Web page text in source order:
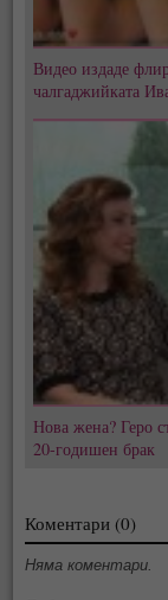
Видео издаде
чалгаджийката
Нова жена? Геро
20-годишен брак
Коментари (0)
Няма коментари.